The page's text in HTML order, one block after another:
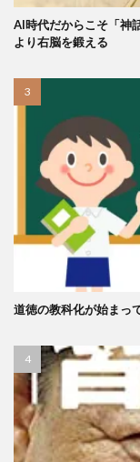
AI時代だからこそ「
より右脳を鍛える
道徳の教科化が始ま